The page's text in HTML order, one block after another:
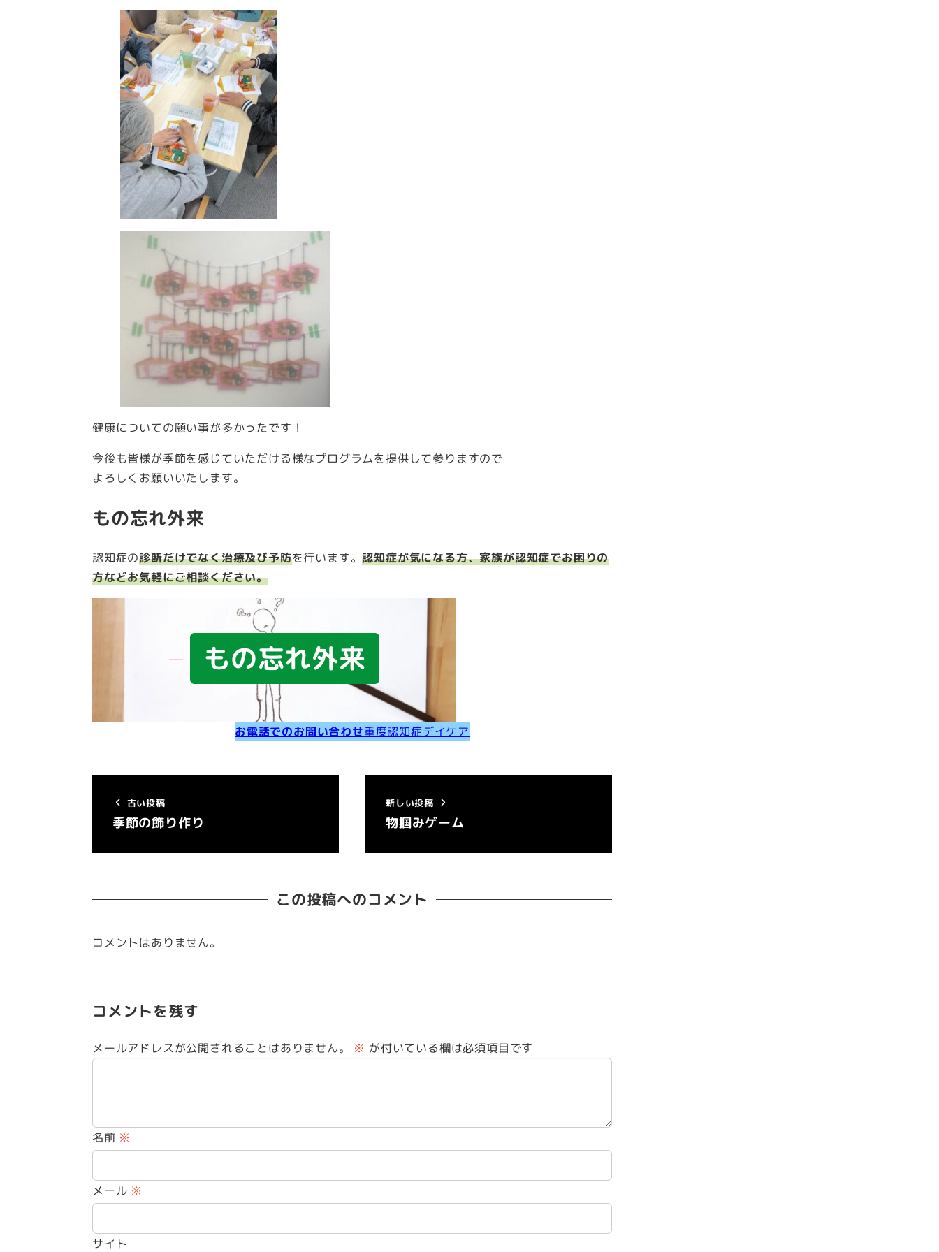
健康についての願い事が多かったです！
今後も皆様が季節を感じていただける様なプログラムを提供して参りますので
よろしくお願いいたします。
もの忘れ外来
認知症の診断だけでなく治療及び予防を行います。認知症が気になる方、家族が認知症でお困りの
方などお気軽にご相談ください。
もの忘れ外来
お電話でのお問い合わせ重度認知症デイケア
古い投稿
季節の飾り作り
新しい投稿
物掴みゲーム
この投稿へのコメント
コメントはありません。
コメントを残す
メールアドレスが公開されることはありません。 ※ が付いている欄は必須項目です
名前 ※
メール ※
サイト